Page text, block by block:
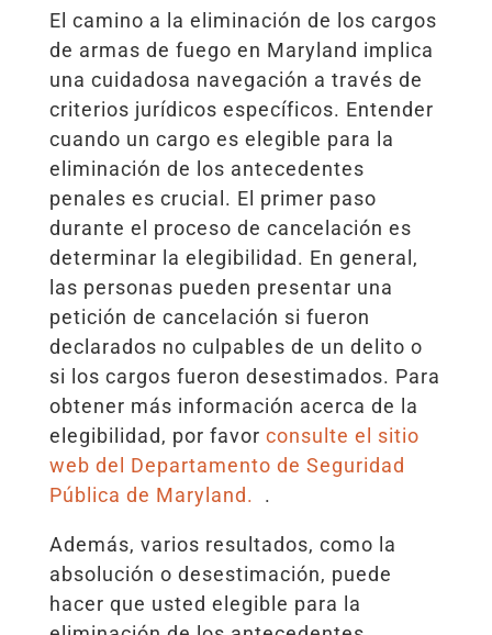
El camino a la eliminación de los cargos
de armas de fuego en Maryland implica
una cuidadosa navegación a través de
criterios jurídicos específicos. Entender
cuando un cargo es elegible para la
eliminación de los antecedentes
penales es crucial. El primer paso
durante el proceso de cancelación es
determinar la elegibilidad. En general,
las personas pueden presentar una
petición de cancelación si fueron
declarados no culpables de un delito o
si los cargos fueron desestimados. Para
obtener más información acerca de la
elegibilidad, por favor consulte el sitio
web del Departamento de Seguridad
Pública de Maryland.
.
Además, varios resultados, como la
absolución o desestimación, puede
hacer que usted elegible para la